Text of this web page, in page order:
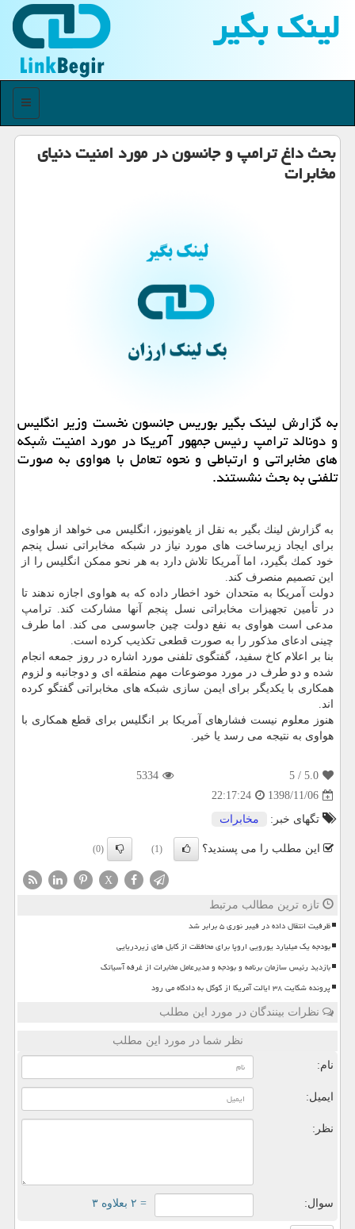
لینك بگیر
منو
بحث داغ ترامپ و جانسون در مورد امنیت دنیای
مخابرات
به گزارش لینك بگیر بوریس جانسون نخست وزیر انگلیس
و دونالد ترامپ رئیس جمهور آمریكا در مورد امنیت شبكه
های مخابراتی و ارتباطی و نحوه تعامل با هواوی به صورت
تلفنی به بحث نشستند.
به گزارش لینك بگیر به نقل از یاهونیوز، انگلیس می خواهد از هواوی
برای ایجاد زیرساخت های مورد نیاز در شبكه مخابراتی نسل پنجم
خود كمك بگیرد، اما آمریكا تلاش دارد به هر نحو ممكن انگلیس را از
این تصمیم منصرف كند.
دولت آمریكا به متحدان خود اخطار داده كه به هواوی اجازه ندهند تا
در تأمین تجهیزات مخابراتی نسل پنجم آنها مشاركت كند. ترامپ
مدعی است هواوی به نفع دولت چین جاسوسی می كند. اما طرف
چینی ادعای مذكور را به صورت قطعی تكذیب كرده است.
بنا بر اعلام كاخ سفید، گفتگوی تلفنی مورد اشاره در روز جمعه انجام
شده و دو طرف در مورد موضوعات مهم منطقه ای و دوجانبه و لزوم
همكاری با یكدیگر برای ایمن سازی شبكه های مخابراتی گفتگو كرده
اند.
هنوز معلوم نیست فشارهای آمریكا بر انگلیس برای قطع همكاری با
هواوی به نتیجه می رسد یا خیر.
5.0
/ 5
5334
1398/11/06
22:17:24
تگهای خبر:
مخابرات
این مطلب را می پسندید؟ (1)
(0)
X
تازه ترین مطالب مرتبط
ظرفیت انتقال داده در فیبر نوری ۵ برابر شد
بودجه یک میلیارد یورویی اروپا برای محافظت از کابل های زیردریایی
بازدید رئیس سازمان برنامه و بودجه و مدیرعامل مخابرات از غرفه آسیاتک
پرونده شکایت ۳۸ ایالت آمریکا از گوگل به دادگاه می رود
نظرات بینندگان در مورد این مطلب
نظر شما در مورد این مطلب
نام:
ایمیل:
نظر:
سوال: = ۲ بعلاوه ۳